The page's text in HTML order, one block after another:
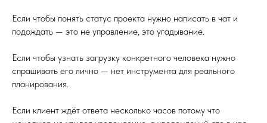
Если чтобы понять статус проекта нужно написать в чат и
подождать — это не управление, это угадывание.
Если чтобы узнать загрузку конкретного человека нужно
спрашивать его лично — нет инструмента для реального
планирования.
Если клиент ждёт ответа несколько часов потому что